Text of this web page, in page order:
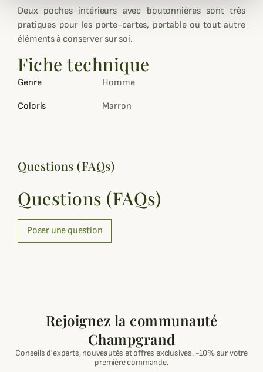
Deux poches intérieurs avec boutonnières sont très
pratiques pour les porte-cartes, portable ou tout autre
éléments à conserver sur soi.
Fiche technique
Genre Homme
Coloris Marron
Questions (FAQs)
Questions (FAQs)
Poser une question
Rejoignez la communauté
Champgrand
Conseils d'experts, nouveautés et offres exclusives. -10% sur votre
première commande.